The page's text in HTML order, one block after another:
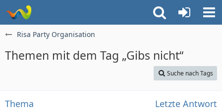
Risa Party Organisation
Themen mit dem Tag „Gibs nicht“
Suche nach Tags
Thema Letzte Antwort